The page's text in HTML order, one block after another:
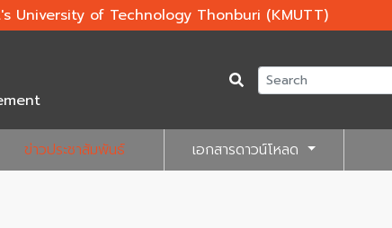
University of Technology Thonburi (KMUTT)
ข่าวประชาสัมพันธ์ เอกสารดาวน์โหลด